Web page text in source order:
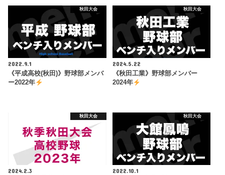
秋田大会
2022.9.1
《平成高校(秋田)》野球部メンバ
ー2022年
秋田大会
2024.5.22
《秋田工業》野球部メンバー
2024年
秋田大会
2024.2.3
秋田大会
2022.10.1